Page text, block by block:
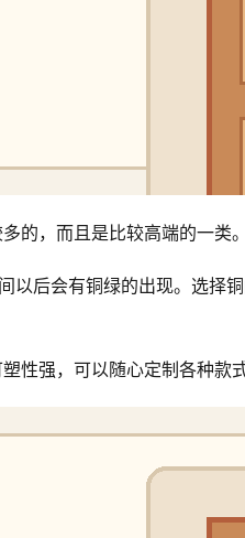
的，而且是比较高端的一类。
后会有铜绿的出现。选择
性强，可以随心定制各种款式